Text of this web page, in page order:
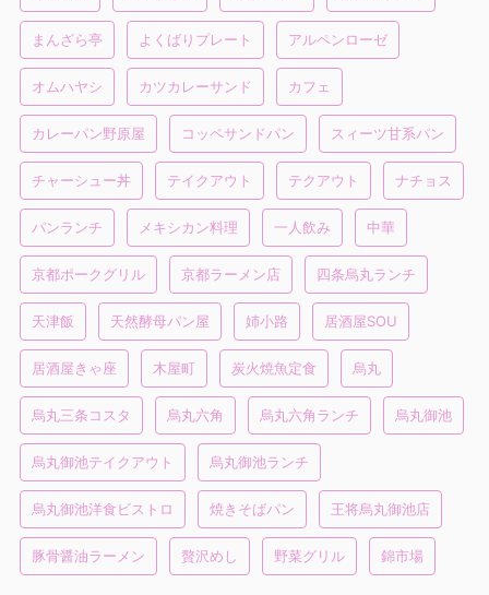
まんざら亭 よくばりプレート アルペンローゼ
オムハヤシ カツカレーサンド カフェ
カレーパン野原屋 コッペサンドパン スィーツ甘系パン
チャーシュー丼 テイクアウト テクアウト ナチョス
パンランチ メキシカン料理 一人飲み 中華
京都ポークグリル 京都ラーメン店 四条烏丸ランチ
天津飯 天然酵母パン屋 姉小路 居酒屋SOU
居酒屋きゃ座 木屋町 炭火焼魚定食 烏丸
烏丸三条コスタ 烏丸六角 烏丸六角ランチ 烏丸御池
烏丸御池テイクアウト 烏丸御池ランチ
烏丸御池洋食ビストロ 焼きそばパン 王将烏丸御池店
豚骨醤油ラーメン 贅沢めし 野菜グリル 錦市場